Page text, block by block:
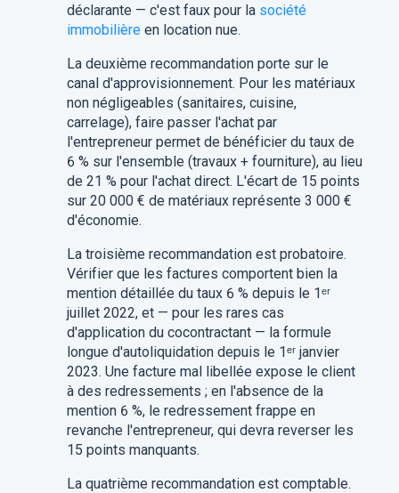
déclarante — c'est faux pour la société
immobilièreen location nue.
La deuxième recommandation porte sur le
canal d'approvisionnement. Pour les matériaux
non négligeables (sanitaires, cuisine,
carrelage), faire passer l'achat par
l'entrepreneur permet de bénéficier du taux de
6 % sur l'ensemble (travaux + fourniture), au lieu
de 21 % pour l'achat direct. L'écart de 15 points
sur 20 000 € de matériaux représente 3 000 €
d'économie.
La troisième recommandation est probatoire.
Vérifier que les factures comportent bien la
mention détaillée du taux 6 % depuis le 1ᵉʳ
juillet 2022, et — pour les rares cas
d'application du cocontractant — la formule
longue d'autoliquidation depuis le 1ᵉʳ janvier
2023. Une facture mal libellée expose le client
à des redressements ; en l'absence de la
mention 6 %, le redressement frappe en
revanche l'entrepreneur, qui devra reverser les
15 points manquants.
La quatrième recommandation est comptable.